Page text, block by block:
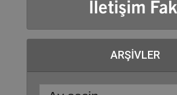
ARŞIVLER